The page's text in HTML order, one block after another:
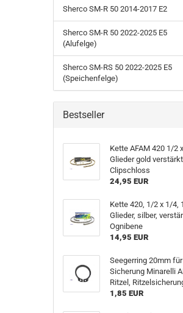
Sherco SM-R 50 2014-2017 E2
Sherco SM-R 50 2022-2025 E5
(Alufelge)
Sherco SM-RS 50 2022-2025 E5
(Speichenfelge)
Bestseller
Kette AFAM 420 1/2
Glieder gold
Clipschloss
24,95 EUR
Kette 420, 1/2 x 1/4,
Glieder, silber,
Ognibene
14,95 EUR
Seegerring 20mm für
Sicherung Minarelli
Ritzel,
1,85 EUR